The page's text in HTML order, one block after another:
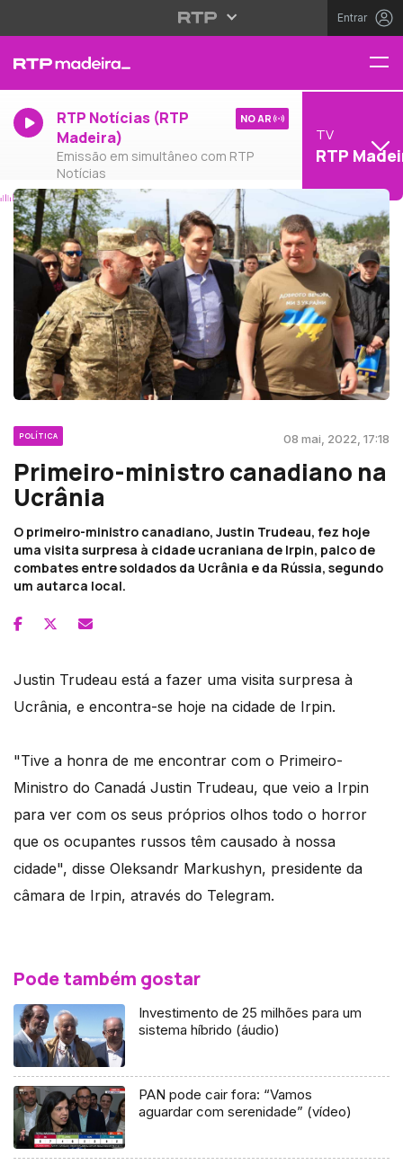
Entrar
RTP Notícias (RTP
Madeira)
Emissão em simultâneo com RTP
Notícias
NO AR
TV
RTP
POLÍTICA 08 mai, 2022, 17:18
Primeiro-ministro canadiano na
Ucrânia
O primeiro-ministro canadiano, Justin Trudeau, fez hoje
uma visita surpresa à cidade ucraniana de Irpin, palco de
combates entre soldados da Ucrânia e da Rússia, segundo
um autarca local.
Justin Trudeau está a fazer uma visita surpresa à
Ucrânia, e encontra-se hoje na cidade de Irpin.
"Tive a honra de me encontrar com o Primeiro-
Ministro do Canadá Justin Trudeau, que veio a Irpin
para ver com os seus próprios olhos todo o horror
que os ocupantes russos têm causado à nossa
cidade", disse Oleksandr Markushyn, presidente da
câmara de Irpin, através do Telegram.
Pode também gostar
Investimento de 25 milhões para um
sistema híbrido (áudio)
PAN pode cair fora: “Vamos
aguardar com serenidade” (vídeo)